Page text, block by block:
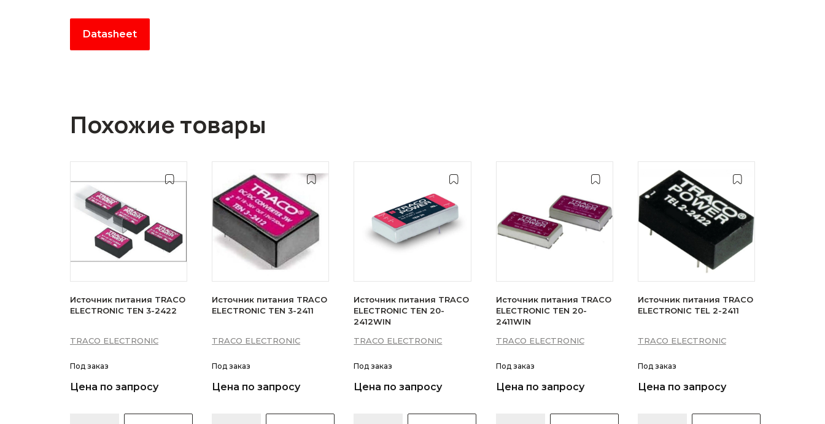
Datasheet
Похожие товары
Источник питания TRACO
ELECTRONIC TEN 3-2422
TRACO ELECTRONIC
Под заказ
Цена по запросу
Источник питания TRACO
ELECTRONIC TEN 3-2411
TRACO ELECTRONIC
Под заказ
Цена по запросу
Источник питания TRACO
ELECTRONIC TEN 20-
2412WIN
TRACO ELECTRONIC
Под заказ
Цена по запросу
Источник питания TRACO
ELECTRONIC TEN 20-
2411WIN
TRACO ELECTRONIC
Под заказ
Цена по запросу
Источник питания TRACO
ELECTRONIC TEL 2-2411
TRACO ELECTRONIC
Под заказ
Цена по запросу